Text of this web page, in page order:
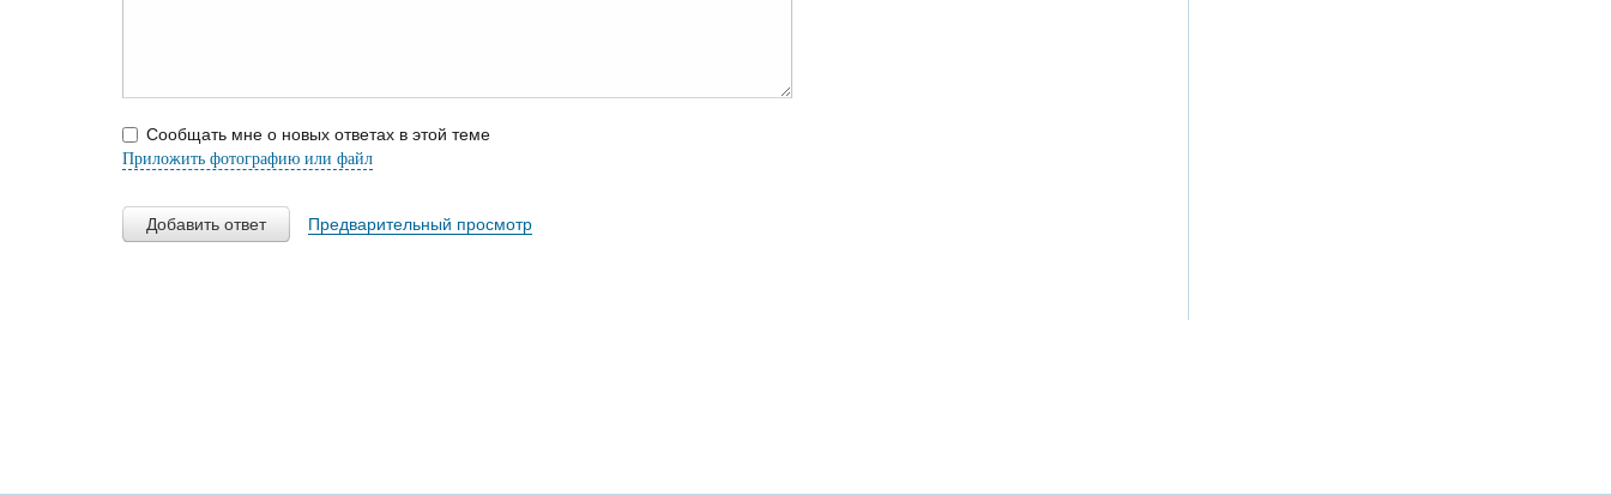
Сообщать мне о новых ответах в этой теме
Приложить фотографию или файл
Добавить ответ Предварительный просмотр